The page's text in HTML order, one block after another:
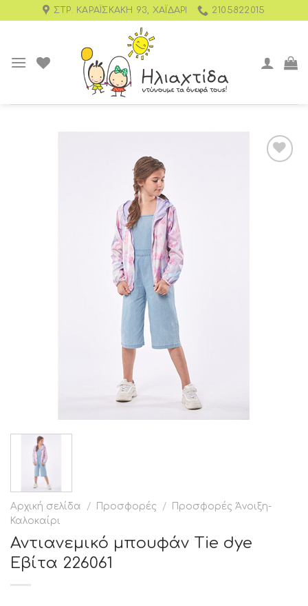
ΣΤΡ. ΚΑΡΑΪΣΚΆΚΗ 93, ΧΑΪΔΆΡΙ 2105822015
Αρχική σελίδα / Προσφορές /
Προσφορές Άνοιξη-
Καλοκαίρι
Αντιανεμικό μπουφάν Tie dye
Εβίτα 226061